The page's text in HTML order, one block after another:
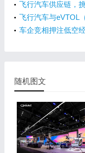
飞行汽车供应链，
飞行汽车与eVTOL
么差异？
车企竞相押注低空
随机图文